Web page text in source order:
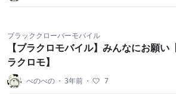
ブラッククローバーモバイル
【ブラクロモバイル】みんなにお願い
ラクロモ】
べのべの ・ 3年前 ・ 7